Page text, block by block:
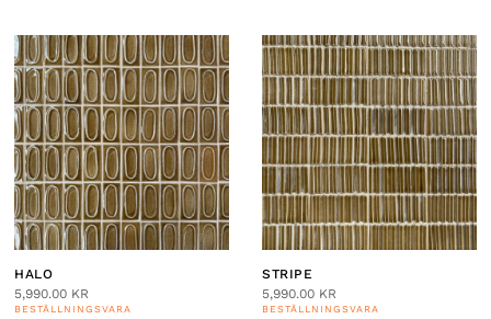
HALO
5,990.00 KR
BESTÄLLNINGSVARA
STRIPE
5,990.00 KR
BESTÄLLNINGSVARA